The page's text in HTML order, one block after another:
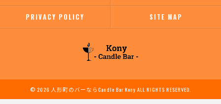
PRIVACY POLICY SITE MAP
© 2026 人形町のバーならCandle Bar Kony ALL RIGHTS RESERVED.